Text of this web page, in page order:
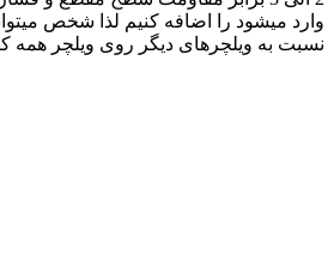
وارد میشود را اضافه کنیم لذا شخص
نسبت به ویلچرهای دیگر روی ویلچر همه